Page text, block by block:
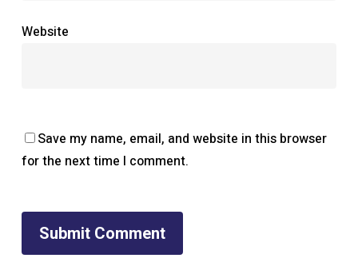
Website
Save my name, email, and website in this browser
for the next time I comment.